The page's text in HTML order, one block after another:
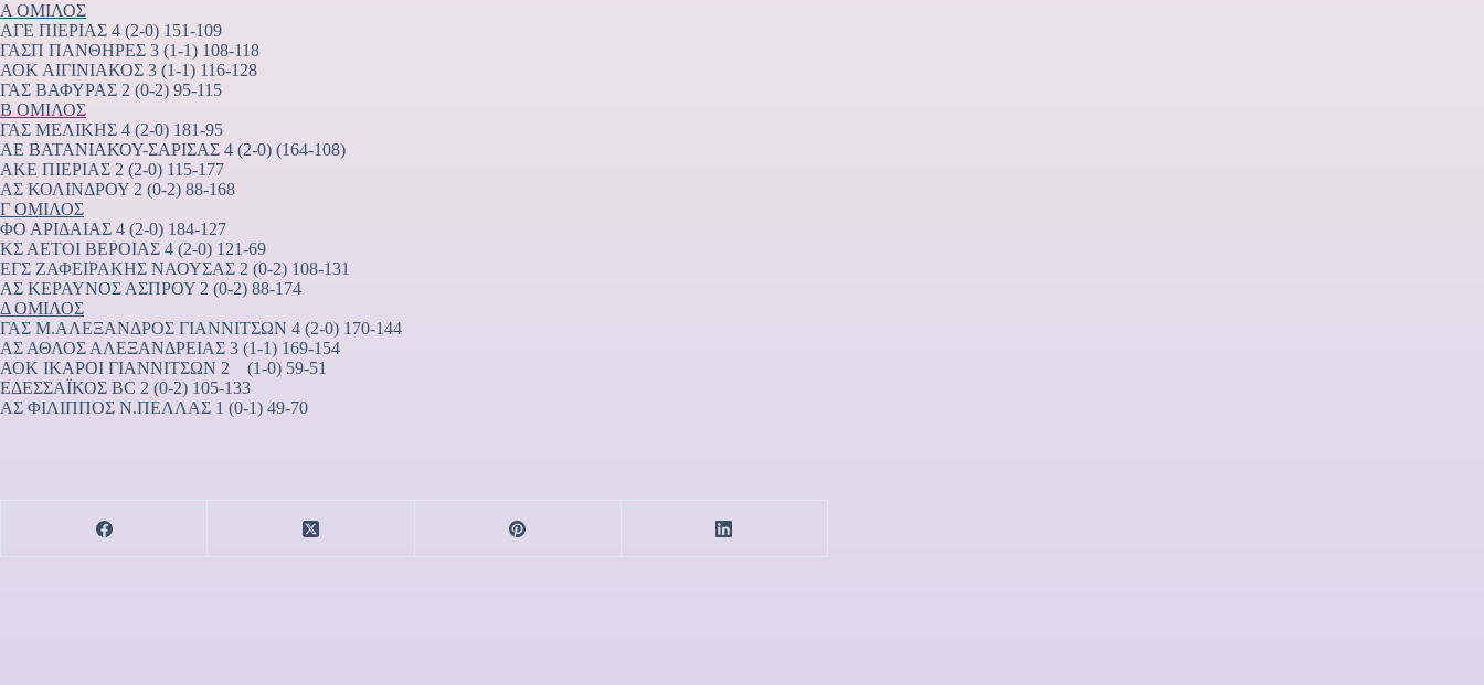
Α ΟΜΙΛΟΣ
ΑΓΕ ΠΙΕΡΙΑΣ 4 (2-0) 151-109
ΓΑΣΠ ΠΑΝΘΗΡΕΣ 3 (1-1) 108-118
ΑΟΚ ΑΙΓΙΝΙΑΚΟΣ 3 (1-1) 116-128
ΓΑΣ ΒΑΦΥΡΑΣ 2 (0-2) 95-115
Β ΟΜΙΛΟΣ
ΓΑΣ ΜΕΛΙΚΗΣ 4 (2-0) 181-95
ΑΕ ΒΑΤΑΝΙΑΚΟΥ-ΣΑΡΙΣΑΣ 4 (2-0) (164-108)
ΑΚΕ ΠΙΕΡΙΑΣ 2 (2-0) 115-177
ΑΣ ΚΟΛΙΝΔΡΟΥ 2 (0-2) 88-168
Γ ΟΜΙΛΟΣ
ΦΟ ΑΡΙΔΑΙΑΣ 4 (2-0) 184-127
ΚΣ ΑΕΤΟΙ ΒΕΡΟΙΑΣ 4 (2-0) 121-69
ΕΓΣ ΖΑΦΕΙΡΑΚΗΣ ΝΑΟΥΣΑΣ 2 (0-2) 108-131
ΑΣ ΚΕΡΑΥΝΟΣ ΑΣΠΡΟΥ 2 (0-2) 88-174
Δ ΟΜΙΛΟΣ
ΓΑΣ Μ.ΑΛΕΞΑΝΔΡΟΣ ΓΙΑΝΝΙΤΣΩΝ 4 (2-0) 170-144
ΑΣ ΑΘΛΟΣ ΑΛΕΞΑΝΔΡΕΙΑΣ 3 (1-1) 169-154
ΑΟΚ ΙΚΑΡΟΙ ΓΙΑΝΝΙΤΣΩΝ 2 (1-0) 59-51
ΕΔΕΣΣΑΪΚΟΣ BC 2 (0-2) 105-133
ΑΣ ΦΙΛΙΠΠΟΣ Ν.ΠΕΛΛΑΣ 1 (0-1) 49-70